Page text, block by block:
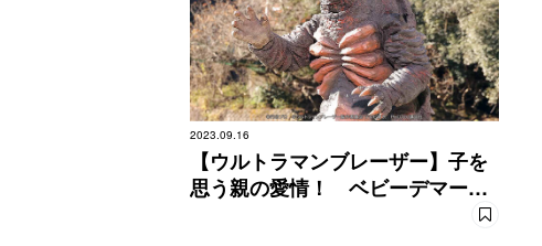
2023.09.16
【ウルトラマンブレーザー】子を
思う親の愛情！ ベビーデマーガ